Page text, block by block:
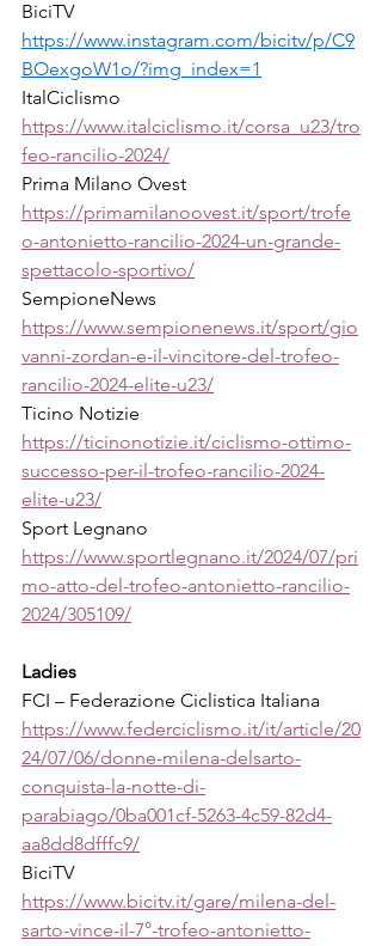
BiciTV
https://www.instagram.com/bicitv/p/C9
BOexgoW1o/?img_index=1
ItalCiclismo
https://www.italciclismo.it/corsa_u23/tro
feo-rancilio-2024/
Prima Milano Ovest
https://primamilanoovest.it/sport/trofe
o-antonietto-rancilio-2024-un-grande-
spettacolo-sportivo/
SempioneNews
https://www.sempionenews.it/sport/gio
vanni-zordan-e-il-vincitore-del-trofeo-
rancilio-2024-elite-u23/
Ticino Notizie
https://ticinonotizie.it/ciclismo-ottimo-
successo-per-il-trofeo-rancilio-2024-
elite-u23/
Sport Legnano
https://www.sportlegnano.it/2024/07/pri
mo-atto-del-trofeo-antonietto-rancilio-
2024/305109/
Ladies
FCI – Federazione Ciclistica Italiana
https://www.federciclismo.it/it/article/20
24/07/06/donne-milena-delsarto-
conquista-la-notte-di-
parabiago/0ba001cf-5263-4c59-82d4-
aa8dd8dfffc9/
BiciTV
https://www.bicitv.it/gare/milena-del-
sarto-vince-il-7°-trofeo-antonietto-